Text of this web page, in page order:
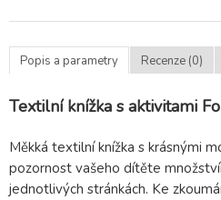
Popis a parametry Recenze (0)
Textilní knížka s aktivitami
Měkká textilní knížka s krásnými
pozornost vašeho dítěte
jednotlivých stránkách. Ke